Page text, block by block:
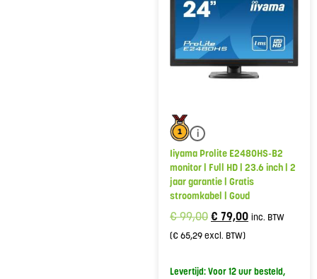
i
Iiyama Prolite E2480HS-B2
monitor | Full HD | 23.6 inch | 2
jaar garantie | Gratis
stroomkabel | Goud
€99,00€ 79,00 inc. BTW
(€65,29excl. BTW)
Levertijd: Voor 12 uur besteld,